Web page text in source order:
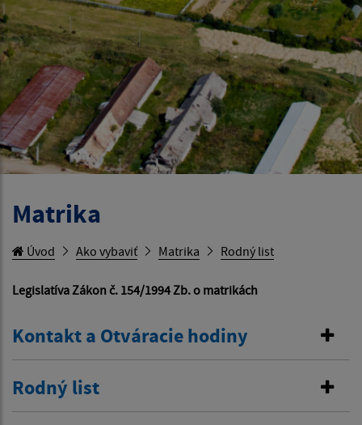
Matrika
Úvod Ako vybaviť Matrika Rodný list
Legislatíva Zákon č. 154/1994 Zb. o matrikách
Kontakt a Otváracie hodiny
Rodný list